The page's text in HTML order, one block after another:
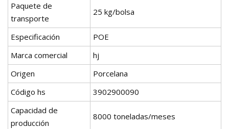
Paquete de
transporte
25 kg/bolsa
Especificación
POE
Marca comercial
hj
Origen
Porcelana
Código hs
3902900090
Capacidad de
producción
8000 toneladas/meses